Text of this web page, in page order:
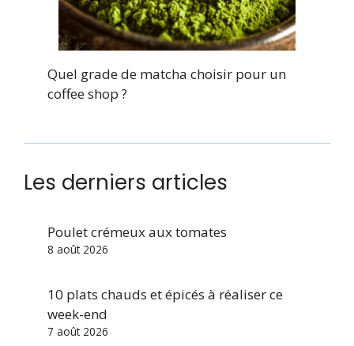
Quel grade de matcha choisir pour un
coffee shop ?
Les derniers articles
Poulet crémeux aux tomates
8 août 2026
10 plats chauds et épicés à réaliser ce
week-end
7 août 2026